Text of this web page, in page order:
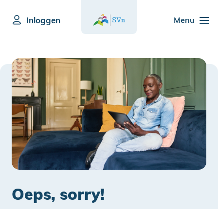
Menu
Inloggen
Oeps, sorry!